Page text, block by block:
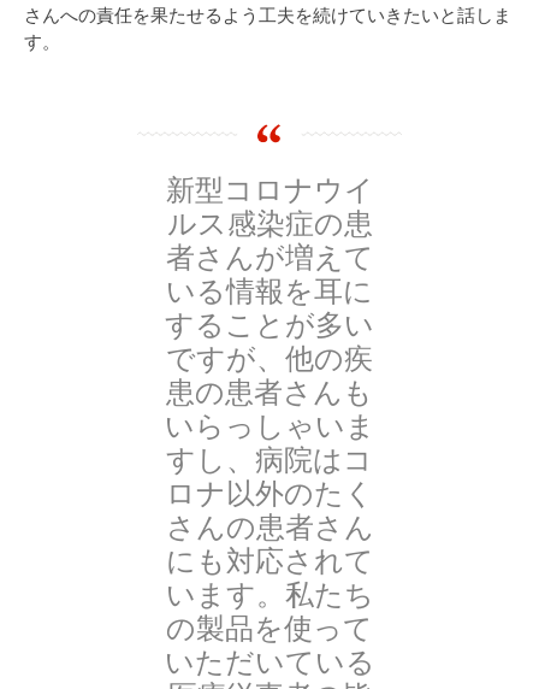
さんへの責任を果たせるよう工夫を続けていきたいと話しま
す。
新型コロナウイ
ルス感染症の患
者さんが増えて
いる情報を耳に
することが多い
ですが、他の疾
患の患者さんも
いらっしゃいま
すし、病院はコ
ロナ以外のたく
さんの患者さん
にも対応されて
います。私たち
の製品を使って
いただいている